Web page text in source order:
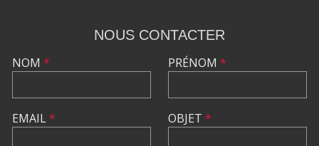
NOUS CONTACTER
NOM *
EMAIL*
PRÉNOM *
OBJET *